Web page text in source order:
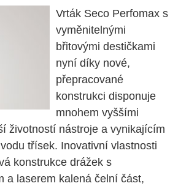
Vrták Seco Perfomax s
vyměnitelnými
břitovými destičkami
nyní díky nové,
přepracované
konstrukci disponuje
mnohem vyššími
životností nástroje a vynikajícím
třísek. Inovativní vlastnosti
konstrukce drážek s
a laserem kalená čelní část,